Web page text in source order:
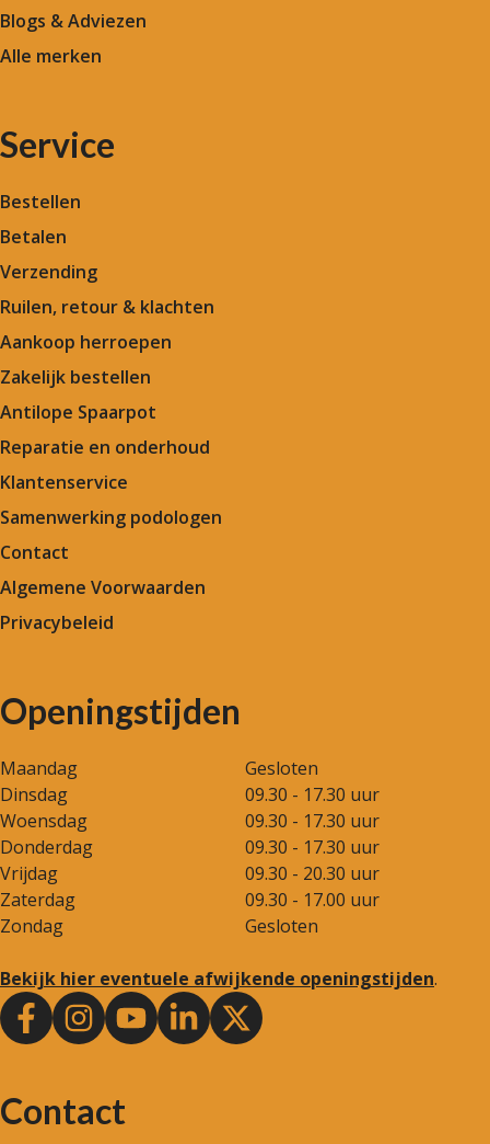
Blogs & Adviezen
Alle merken
Service
Bestellen
Betalen
Verzending
Ruilen, retour & klachten
Aankoop herroepen
Zakelijk bestellen
Antilope Spaarpot
Reparatie en onderhoud
Klantenservice
Samenwerking podologen
Contact
Algemene Voorwaarden
Privacybeleid
Openingstijden
Maandag
Gesloten
Dinsdag
09.30 - 17.30 uur
Woensdag
09.30 - 17.30 uur
Donderdag
09.30 - 17.30 uur
Vrijdag
09.30 - 20.30 uur
Zaterdag
09.30 - 17.00 uur
Zondag
Gesloten
Bekijk hier eventuele afwijkende openingstijden.
Contact